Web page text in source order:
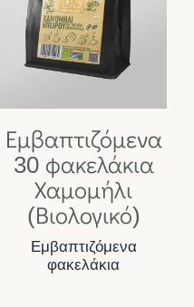
Εμβαπτιζόμενα
30 φακελάκια
Χαμομήλι
(Βιολογικό)
Εμβαπτιζόμενα
φακελάκια